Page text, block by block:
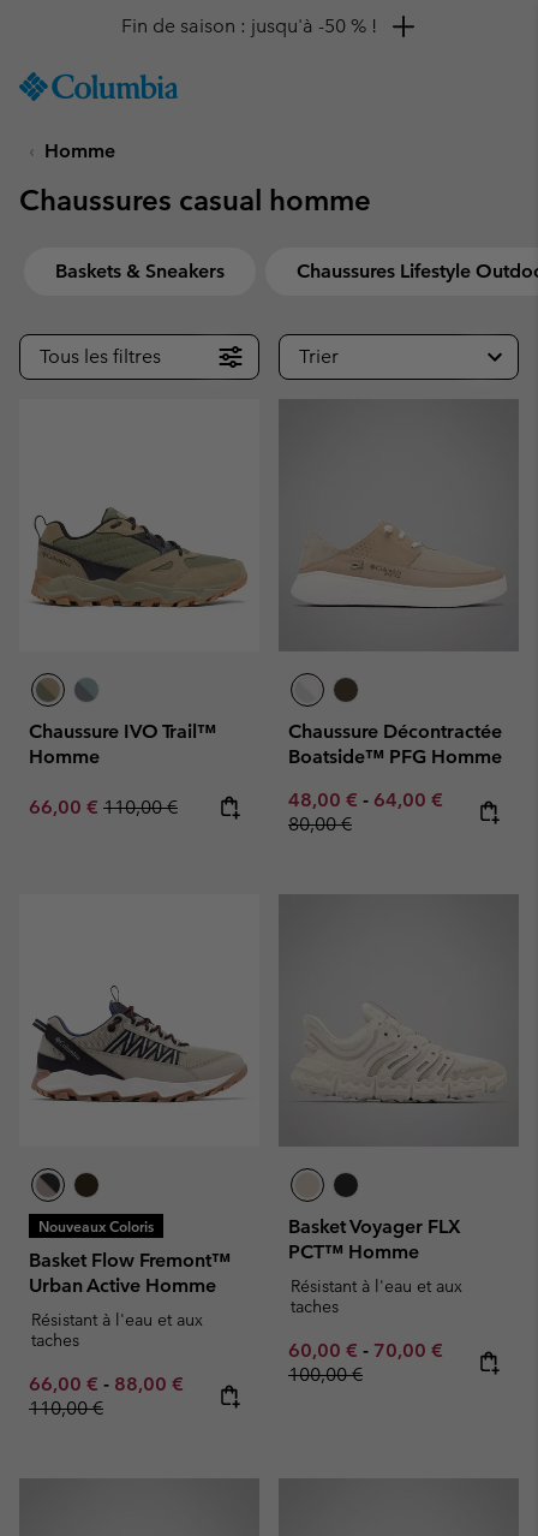
TO
SKIP
MAIN
SKIP
Remise de 10 % à saisir
Homme
Chaussures casual homme
Baskets & Sneakers Chaussures Lifestyle
Tous les filtres Trier
Chaussure IVO Trail™
Homme
Sale price:
66,00 € Regular price:
110,00 €
Chaussure Décontractée
Boatside™ PFG Homme
Minimum sale price:
48,00 € - Maximum sale
64,00 € Regular
80,00 €
Nouveaux Coloris
Basket Flow Fremont™
Urban Active Homme
Résistant à l'eau et aux
taches
Minimum sale price:
66,00 € - Maximum sale price:
88,00 € Regular price:
110,00 €
Basket Voyager FLX
PCT™ Homme
Résistant à l'eau et aux
taches
Minimum sale price:
60,00 € - Maximum sale
70,00 € Regular
100,00 €